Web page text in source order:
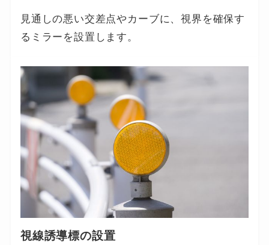
見通しの悪い交差点やカーブに、視界を確保す
るミラーを設置します。
視線誘導標の設置